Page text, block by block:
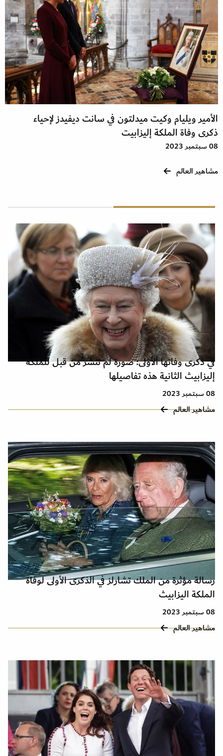
الأمير ويليام وكيت ميدلتون في سانت ديفيدز لإحياء
ذكرى وفاة الملكة إليزابيت
08 سبتمبر 2023
مشاهير العالم
في ذكرى وفاتها الأولى: صورة لم تنشر من قبل للملكة
إليزابيث الثانية هذه تفاصيلها
08 سبتمبر 2023
مشاهير العالم
رسالة مؤثرة من الملك تشارلز في الذكرى الأولى لوفاة
الملكة اليزابيث
08 سبتمبر 2023
مشاهير العالم